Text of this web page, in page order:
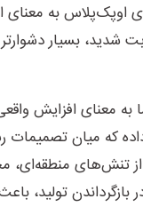
اوپک‌پلاس به
شدید، بسیار
معنای افزایش
که میان
از تنش‌های
تولید،